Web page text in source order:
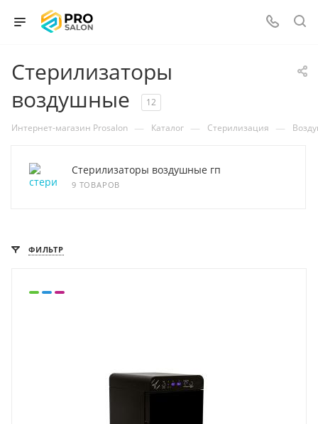
Стерилизаторы
воздушные
12
Интернет-магазин Prosalon — Каталог — Стерилизация —
Стерилизаторы воздушные гп
9 ТОВАРОВ
ФИЛЬТР